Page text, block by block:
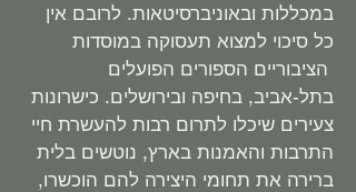
במכללות ובאוניברסיטאות. לרובם אין
כל סיכוי למצוא תעסוקה במוסדות
הציבוריים הספורים הפועלים
בתל-אביב, בחיפה ובירושלים. כישרונות
צעירים שיכלו לתרום רבות להעשרת חיי
התרבות והאמנות בארץ, נוטשים בלית
ברירה את תחומי היצירה להם הוכשרו,